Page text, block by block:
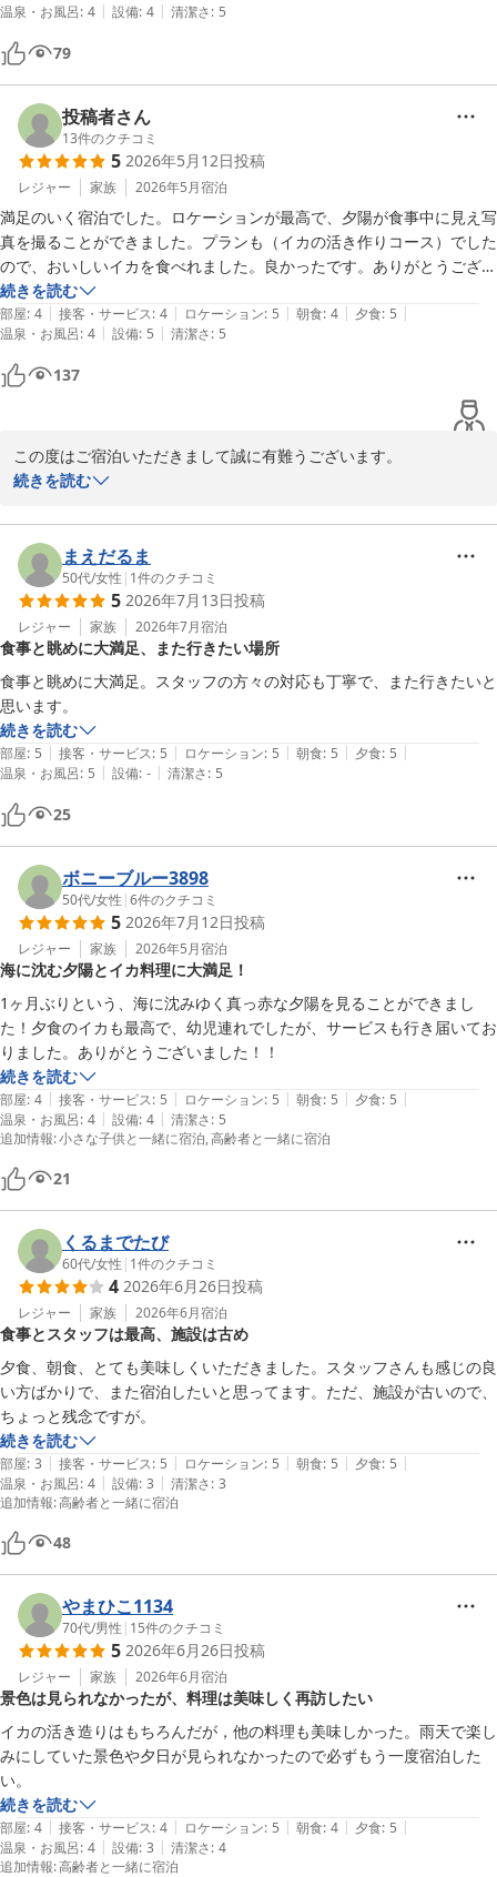
い日に再訪したいと思います。
温泉・お風呂: 4 | 設備: 4 | 清潔さ: 5
79
投稿者さん
13件のクチコミ
5 2026年5月12日投稿
レジャー 家族 2026年5月宿泊
満足のいく宿泊でした。ロケーションが最高で、夕陽が食事中に見え写
真を撮ることができました。プランも（イカの活き作りコース）でした
ので、おいしいイカを食べれました。良かったです。ありがとうござい
続きを読む
部屋: 4 | 接客・サービス: 4 | ロケーション: 5 | 朝食: 4 | 夕食: 5 |
温泉・お風呂: 4 | 設備: 5 | 清潔さ: 5
137
この度はご宿泊いただきまして誠に有難うございます。
お食事にご満足いただけたようでなによりでございます。
ご感想いただきましてありがとうございます。
鎮西町国民宿舎 波戸岬
2026-06-02
続きを読む
まえだるま
50代/女性 | 1件のクチコミ
5 2026年7月13日投稿
レジャー 家族 2026年7月宿泊
食事と眺めに大満足、また行きたい場所
食事と眺めに大満足。スタッフの方々の対応も丁寧で、また行きたいと
思います。
続きを読む
部屋: 5 | 接客・サービス: 5 | ロケーション: 5 | 朝食: 5 | 夕食: 5 |
温泉・お風呂: 5 | 設備: - | 清潔さ: 5
25
ボニーブルー3898
50代/女性 |6件のクチコミ
5 2026年7月12日投稿
レジャー 家族 2026年5月宿泊
海に沈む夕陽とイカ料理に大満足！
1ヶ月ぶりという、海に沈みゆく真っ赤な夕陽を見ることができまし
た！夕食のイカも最高で、幼児連れでしたが、サービスも行き届いてお
りました。ありがとうございました！！
続きを読む
部屋: 4 | 接客・サービス: 5 | ロケーション: 5 | 朝食: 5 | 夕食: 5 |
温泉・お風呂: 4 | 設備: 4 | 清潔さ: 5
追加情報:小さな子供と一緒に宿泊 高齢者と一緒に宿泊
21
くるまでたび
60代/女性 | 1件のクチコミ
4 2026年6月26日投稿
レジャー 家族 2026年6月宿泊
食事とスタッフは最高、施設は古め
夕食、朝食、とても美味しくいただきました。スタッフさんも感じの良
い方ばかりで、また宿泊したいと思ってます。ただ、施設が古いので、
ちょっと残念ですが。
続きを読む
部屋: 3 | 接客・サービス: 5 | ロケーション: 5 | 朝食: 5 | 夕食: 5 |
温泉・お風呂: 4 | 設備: 3 | 清潔さ: 3
追加情報:高齢者と一緒に宿泊
48
やまひこ1134
70代/男性 | 15件のクチコミ
5 2026年6月26日投稿
レジャー 家族 2026年6月宿泊
景色は見られなかったが、料理は美味しく再訪したい
イカの活き造りはもちろんだが，他の料理も美味しかった。雨天で楽し
みにしていた景色や夕日が見られなかったので必ずもう一度宿泊した
い。
続きを読む
部屋: 4 | 接客・サービス: 4 | ロケーション: 5 | 朝食: 4 | 夕食: 5 |
温泉・お風呂: 4 | 設備: 3 | 清潔さ: 4
追加情報:高齢者と一緒に宿泊